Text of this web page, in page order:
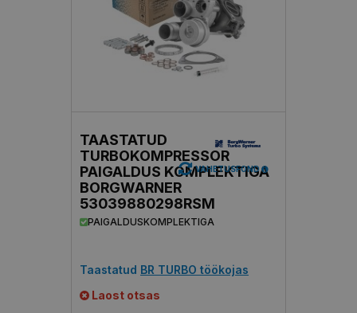
TAASTATUD
TURBOKOMPRESSOR
PAIGALDUS KOMPLEKTIGA
BORGWARNER
53039880298RSM
PAIGALDUSKOMPLEKTIGA
Taastatud BR TURBO töökojas
Laost otsas
VAHETUSFOND